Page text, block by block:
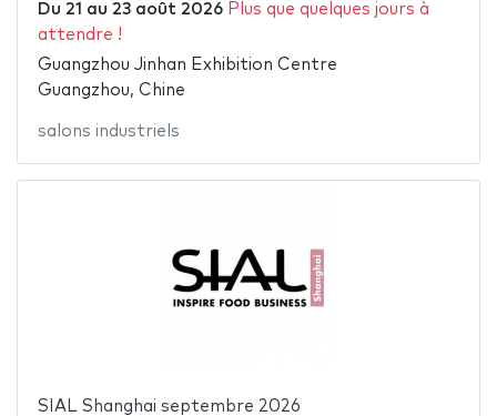
Du 21 au 23 août 2026 Plus que quelques jours à
attendre !
Guangzhou Jinhan Exhibition Centre
Guangzhou, Chine
salons industriels
SIAL Shanghai septembre 2026